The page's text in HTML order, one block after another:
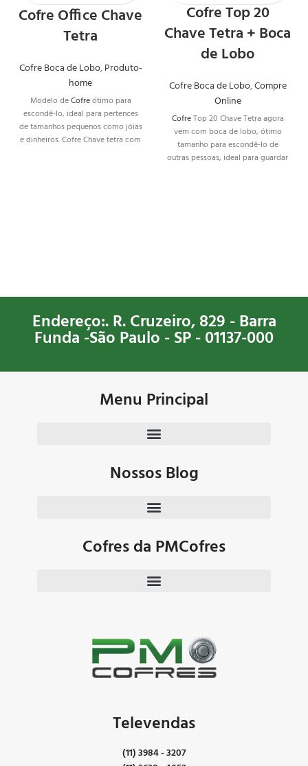
Cofre Office Chave
Tetra
Cofre Boca de Lobo,Produto-
home
Modelo deCofreótimo para
escondê-lo, ideal para pertences
de tamanhos pequenos como jóias
e dinheiros. Cofre Chave tetra com
Cofre Top 20
Chave Tetra + Boca
de Lobo
Cofre Boca de Lobo,Compre
Online
CofreTop 20 Chave Tetra agora
vem com boca de lobo, ótimo
tamanho para escondê-lo de
outras pessoas, ideal para guardar
Endereço:. R. Cruzeiro, 829 - Barra
Funda -São Paulo - SP - 01137-000
Menu Principal
Nossos Blog
Cofres da PMCofres
Televendas
(11) 3984 - 3207